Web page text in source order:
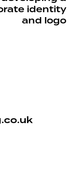
identity
and logo